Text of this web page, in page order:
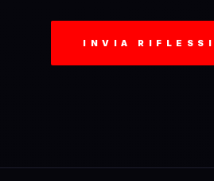
INVIA